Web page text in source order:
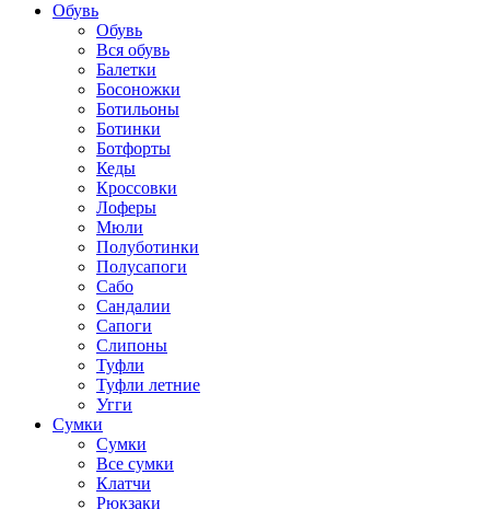
Обувь
Обувь
Вся обувь
Балетки
Босоножки
Ботильоны
Ботинки
Ботфорты
Кеды
Кроссовки
Лоферы
Мюли
Полуботинки
Полусапоги
Сабо
Сандалии
Сапоги
Слипоны
Туфли
Туфли летние
Угги
Сумки
Сумки
Все сумки
Клатчи
Рюкзаки